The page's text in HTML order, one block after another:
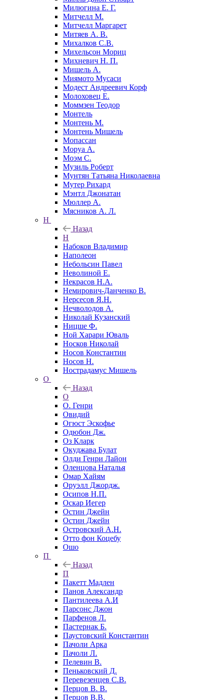
Милюгина Е. Г.
Митчелл М.
Митчелл Маргарет
Митяев А. В.
Михалков С.В.
Михельсон Мориц
Михневич Н. П.
Мишель А.
Миямото Мусаси
Модест Андреевич Корф
Молоховец Е.
Моммзен Теодор
Монтель
Монтень М.
Монтень Мишель
Мопассан
Моруа А.
Моэм С.
Музиль Роберт
Мунтян Татьяна Николаевна
Мутер Рихард
Мэнтл Джонатан
Мюллер А.
Мясников А. Л.
Н
Назад
Н
Набоков Владимир
Наполеон
Небольсин Павел
Неволиной Е.
Некрасов Н.А.
Немирович-Данченко В.
Нерсесов Я.Н.
Нечволодов А.
Николай Кузанский
Ницше Ф.
Ной Харари Юваль
Носков Николай
Носов Константин
Носов Н.
Нострадамус Мишель
О
Назад
О
О. Генри
Овидий
Огюст Эскофье
Одюбон Дж.
Оз Кларк
Окуджава Булат
Олди Генри Лайон
Оленцова Наталья
Омар Хайям
Оруэлл Джордж.
Осипов Н.П.
Оскар Иегер
Остин Джейн
Остин Джейн
Островский А.Н.
Отто фон Коцебу
Ошо
П
Назад
П
Пакетт Мадлен
Панов Александр
Пантилеева А.И
Парсонс Джон
Парфенов Л.
Пастернак Б.
Паустовский Константин
Пачоли Арка
Пачоли Л.
Пелевин В.
Пеньковский Д.
Перевезенцев С.В.
Перцов В. В.
Перцов В.В.